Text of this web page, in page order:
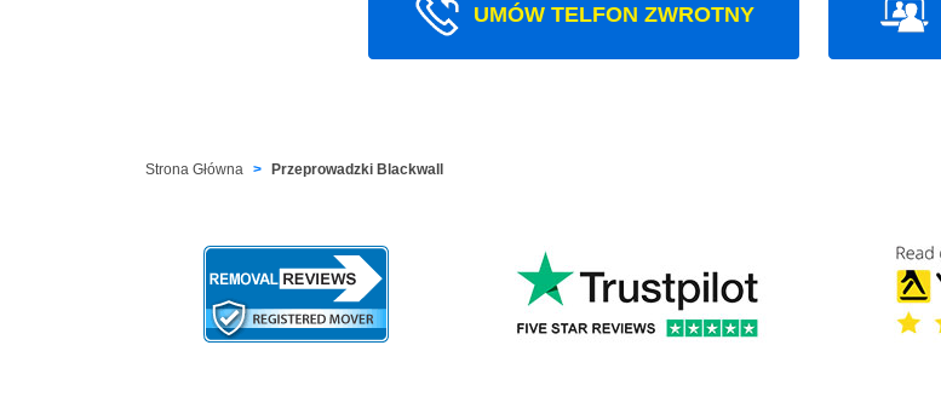
UMÓW TELFON ZWROTNY
Strona Główna Przeprowadzki Blackwall